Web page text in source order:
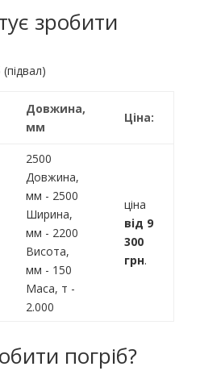
зробити
Довжина,
мм
Ціна:
2500
Довжина,
мм - 2500
Ширина,
мм - 2200
Висота,
мм - 150
Маса, т -
2.000
ціна
від 9
300
грн.
погріб?